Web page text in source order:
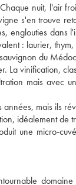
nuit, l'air
s'en trouve
englouties dans
: laurier,
du
La vinification,
mais avec
mais ils
idéalement de
une micro-